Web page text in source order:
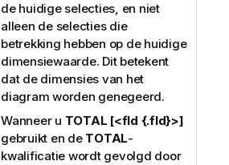
de huidige selecties, en niet
alleen de selecties die
betrekking hebben op de huidige
dimensiewaarde. Dit betekent
dat de dimensies van het
diagram worden genegeerd.
Wanneer u TOTAL [<fld {.fld}>]
gebruikt en de TOTAL-
kwalificatie wordt gevolgd door